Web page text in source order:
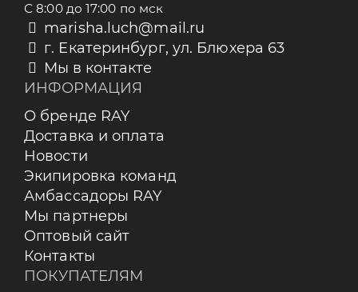
С 8:00 до 17:00 по мск
marisha.luch@mail.ru
г. Екатеринбург, ул. Блюхера 63
Мы в контакте
ИНФОРМАЦИЯ
О бренде RAY
Доставка и оплата
Новости
Экипировка команд
Амбассадоры RAY
Мы партнеры
Оптовый сайт
Контакты
ПОКУПАТЕЛЯМ